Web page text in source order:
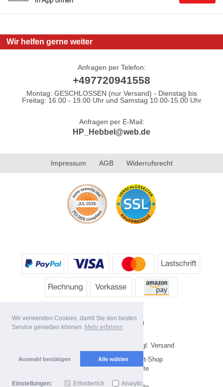
Wir verwenden Cookies, damit Sie den besten
Service genießen können. Mehr erfahren
Auswahl bestätigen Alle wählen
Einstellungen: Erforderlich Analytics
Wir helfen gerne weiter
Anfragen per Telefon:
+497720941558
Montag: GESCHLOSSEN (nur Versand) - Dienstag bis
Freitag: 16.00 - 19.00 Uhr und Samstag 10.00-15.00 Uhr
Anfragen per E-Mail:
HP_Hebbel@web.de
Impressum AGB Widerrufsrecht
* Alle Preise inkl. MwSt. evtl. zzgl. Versand
Copyright 2026 by HP's Sport-Shop
Mobile Shop by Shopgate